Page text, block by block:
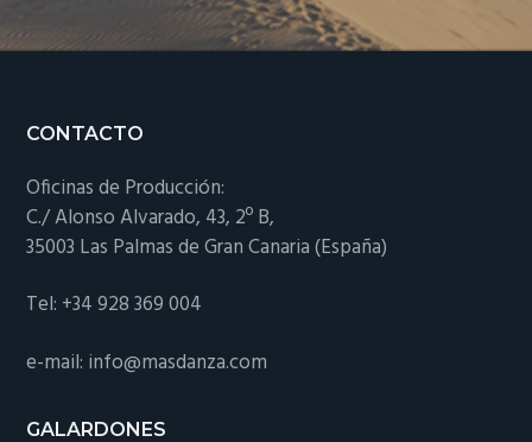
Footer
CONTACTO
Oficinas de Producción:
C./ Alonso Alvarado, 43, 2º B,
35003 Las Palmas de Gran Canaria (España)
Tel: +34 928 369 004
e-mail: info@masdanza.com
GALARDONES